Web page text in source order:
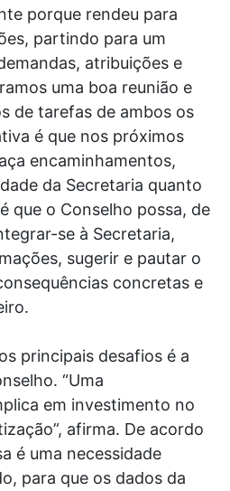
porque rendeu para
partindo para um
atribuições e
uma boa reunião e
de tarefas de ambos os
é que nos próximos
encaminhamentos,
da Secretaria quanto
que o Conselho possa, de
se à Secretaria,
sugerir e pautar o
concretas e
principais desafios é a
“Uma
em investimento no
afirma. De acordo
é uma necessidade
para que os dados da